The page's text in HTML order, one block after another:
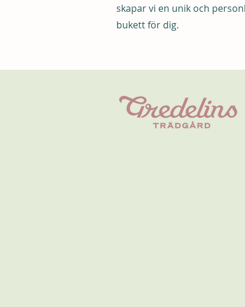
skapar vi en unik och
bukett för dig.